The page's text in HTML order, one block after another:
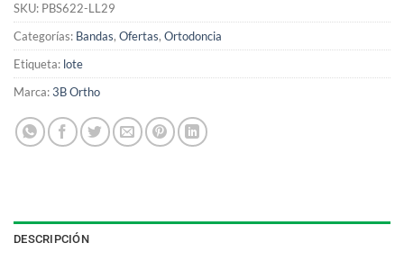
SKU: PBS622-LL29
Categorías: Bandas, Ofertas, Ortodoncia
Etiqueta: lote
Marca:3B Ortho
DESCRIPCIÓN